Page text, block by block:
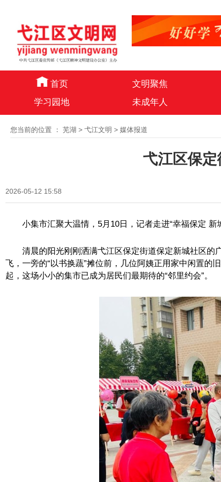
首页
文明聚焦
学习园地
未成年人
您当前的位置 ： 芜湖 > 弋江文明 > 媒体报道
弋江区保
2026-05-12 15:58
小集市汇聚大温情，5月10日，记者走进“幸福保定 新
清晨的阳光刚刚洒满弋江区保定街道保定新城社区的
飞，一旁的“以书换蔬”摊位前，几位阿姨正用家中闲置的
起，这场小小的集市已成为居民们最期待的“邻里约会”。